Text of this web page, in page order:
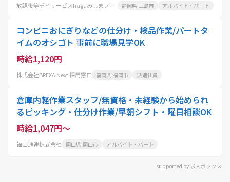
放課後等デイサービスhaguみしまプラス 静岡県 三島市 アルバイト・パート
コンビニおにぎりなどの仕分け・検品作業/パートタ
イムのオシゴト 事前に職場見学OK
時給1,120円
株式会社BREXA Next 採用窓口 福岡県 福岡市 派遣社員
倉庫内軽作業スタッフ/無資格・未経験から始められ
るピッキング・仕分け作業/早朝シフト・曜日相談OK
時給1,047円～
福山通運株式会社 岡山県 岡山市 アルバイト・パート
supported by 求人ボックス